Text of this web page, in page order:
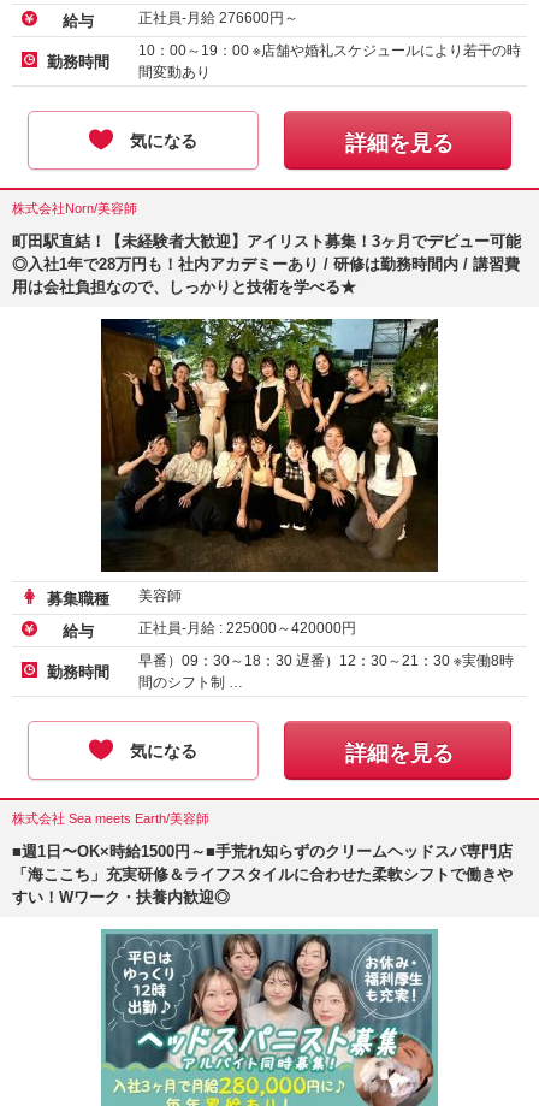
給与 正社員-月給 276600円～
勤務時間
10：00～19：00 ※店舗や婚礼スケジュールにより若干の時
間変動あり
気になる 詳細を見る
株式会社Norn/美容師
町田駅直結！【未経験者大歓迎】アイリスト募集！3ヶ月でデビュー可能
◎入社1年で28万円も！社内アカデミーあり / 研修は勤務時間内 / 講習費
用は会社負担なので、しっかりと技術を学べる★
募集職種 美容師
給与 正社員-月給 : 225000～420000円
勤務時間
早番）09：30～18：30 遅番）12：30～21：30 ※実働8時
間のシフト制 …
気になる 詳細を見る
株式会社 Sea meets Earth/美容師
■週1日〜OK×時給1500円～■手荒れ知らずのクリームヘッドスパ専門店
「海ここち」充実研修＆ライフスタイルに合わせた柔軟シフトで働きや
すい！Wワーク・扶養内歓迎◎